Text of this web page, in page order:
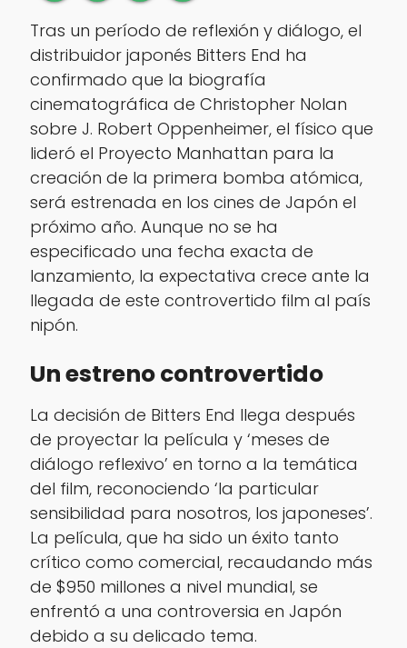
Tras un período de reflexión y diálogo, el
distribuidor japonés Bitters End ha
confirmado que la biografía
cinematográfica de Christopher Nolan
sobre J. Robert Oppenheimer, el físico que
lideró el Proyecto Manhattan para la
creación de la primera bomba atómica,
será estrenada en los cines de Japón el
próximo año. Aunque no se ha
especificado una fecha exacta de
lanzamiento, la expectativa crece ante la
llegada de este controvertido film al país
nipón.
Un estreno controvertido
La decisión de Bitters End llega después
de proyectar la película y ‘meses de
diálogo reflexivo’ en torno a la temática
del film, reconociendo ‘la particular
sensibilidad para nosotros, los japoneses’.
La película, que ha sido un éxito tanto
crítico como comercial, recaudando más
de $950 millones a nivel mundial, se
enfrentó a una controversia en Japón
debido a su delicado tema.